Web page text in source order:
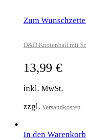
Zum
D&D Knotenball mit
13,99 €
inkl. MwSt.
zzgl. Versandkosten
In den Warenkorb